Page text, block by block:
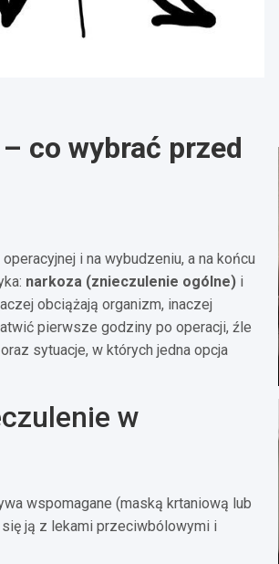
co wybrać przed
i na wybudzeniu, a na końcu
narkoza (znieczulenie ogólne) i
obciążają organizm, inaczej
pierwsze godziny po operacji, źle
sytuacje, w których jedna opcja
w
wspomagane (maską krtaniową lub
się ją z lekami przeciwbólowymi i